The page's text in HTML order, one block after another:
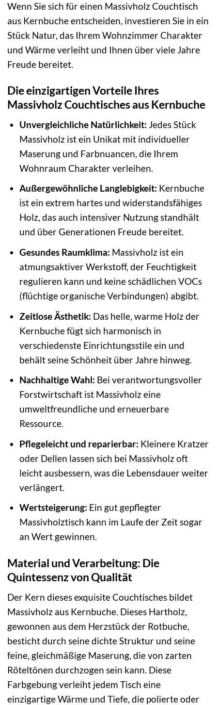
Wenn Sie sich für einen Massivholz Couchtisch
aus Kernbuche entscheiden, investieren Sie in ein
Stück Natur, das Ihrem Wohnzimmer Charakter
und Wärme verleiht und Ihnen über viele Jahre
Freude bereitet.
Die einzigartigen Vorteile Ihres
Massivholz Couchtisches aus Kernbuche
Unvergleichliche Natürlichkeit: Jedes Stück
Massivholz ist ein Unikat mit individueller
Maserung und Farbnuancen, die Ihrem
Wohnraum Charakter verleihen.
Außergewöhnliche Langlebigkeit: Kernbuche
ist ein extrem hartes und widerstandsfähiges
Holz, das auch intensiver Nutzung standhält
und über Generationen Freude bereitet.
Gesundes Raumklima: Massivholz ist ein
atmungsaktiver Werkstoff, der Feuchtigkeit
regulieren kann und keine schädlichen VOCs
(flüchtige organische Verbindungen) abgibt.
Zeitlose Ästhetik: Das helle, warme Holz der
Kernbuche fügt sich harmonisch in
verschiedenste Einrichtungsstile ein und
behält seine Schönheit über Jahre hinweg.
Nachhaltige Wahl: Bei verantwortungsvoller
Forstwirtschaft ist Massivholz eine
umweltfreundliche und erneuerbare
Ressource.
Pflegeleicht und reparierbar: Kleinere Kratzer
oder Dellen lassen sich bei Massivholz oft
leicht ausbessern, was die Lebensdauer weiter
verlängert.
Wertsteigerung: Ein gut gepflegter
Massivholztisch kann im Laufe der Zeit sogar
an Wert gewinnen.
Material und Verarbeitung: Die
Quintessenz von Qualität
Der Kern dieses exquisite Couchtisches bildet
Massivholz aus Kernbuche. Dieses Hartholz,
gewonnen aus dem Herzstück der Rotbuche,
besticht durch seine dichte Struktur und seine
feine, gleichmäßige Maserung, die von zarten
Röteltönen durchzogen sein kann. Diese
Farbgebung verleiht jedem Tisch eine
einzigartige Wärme und Tiefe, die polierte oder